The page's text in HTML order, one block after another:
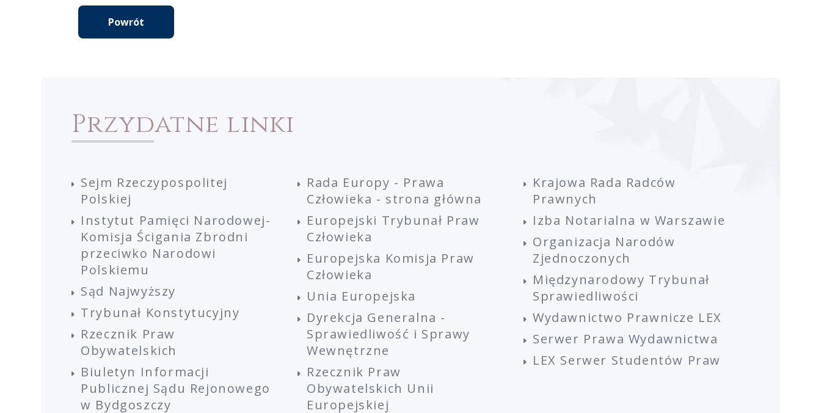
Powrót
Przydatne linki
Sejm Rzeczypospolitej
Polskiej
Instytut Pamięci Narodowej-
Komisja Ścigania Zbrodni
przeciwko Narodowi
Polskiemu
Sąd Najwyższy
Trybunał Konstytucyjny
Rzecznik Praw
Obywatelskich
Biuletyn Informacji
Publicznej Sądu Rejonowego
w Bydgoszczy
Rada Europy - Prawa
Człowieka - strona główna
Europejski Trybunał Praw
Człowieka
Europejska Komisja Praw
Człowieka
Unia Europejska
Dyrekcja Generalna -
Sprawiedliwość i Sprawy
Wewnętrzne
Rzecznik Praw
Obywatelskich Unii
Europejskiej
Krajowa Rada Radców
Prawnych
Izba Notarialna w Warszawie
Organizacja Narodów
Zjednoczonych
Międzynarodowy Trybunał
Sprawiedliwości
Wydawnictwo Prawnicze LEX
Serwer Prawa Wydawnictwa
LEX Serwer Studentów Praw